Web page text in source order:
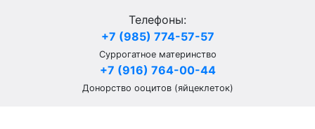
Телефоны:
+7 (985) 774-57-57
Суррогатное материнство
+7 (916) 764-00-44
Донорство ооцитов (яйцеклеток)